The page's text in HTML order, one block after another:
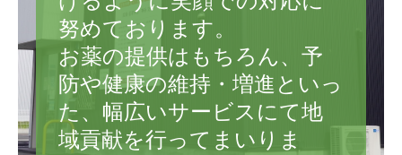
努めております。
お薬の提供はもちろん、予
防や健康の維持・増進といっ
た、幅広いサービスにて地
域貢献を行ってまいりま